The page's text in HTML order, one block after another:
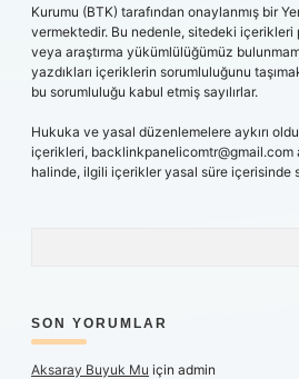
Kurumu (BTK) tarafından onaylanmış bir
vermektedir. Bu nedenle, sitedeki
veya araştırma yükümlülüğümüz
yazdıkları içeriklerin sorumluluğunu
bu sorumluluğu kabul etmiş sayılırlar.
Hukuka ve yasal düzenlemelere aykırı
içerikleri, backlinkpanelicomtr@gmail.com
halinde, ilgili içerikler yasal süre içerisinde
SON YORUMLAR
Aksaray Buyuk Mu için admin